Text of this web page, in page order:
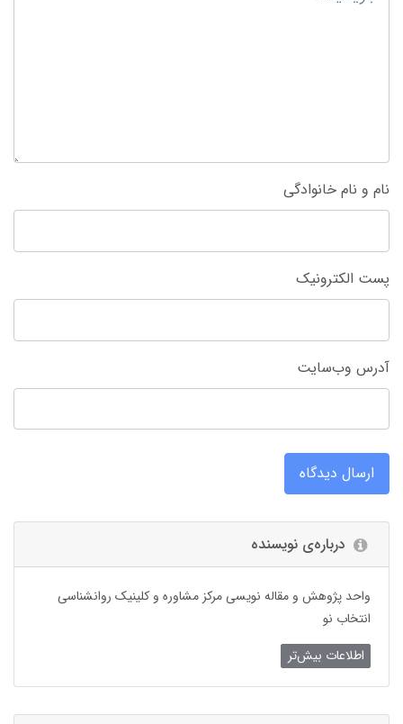
نام و نام خانوادگی
پست الکترونیک
آدرس وب‌سایت
ارسال دیدگاه
درباره‌ی نویسنده
واحد پژوهش و مقاله نویسی مرکز مشاوره و کلینیک روانشناسی
انتخاب نو
اطلاعات بیش‌تر